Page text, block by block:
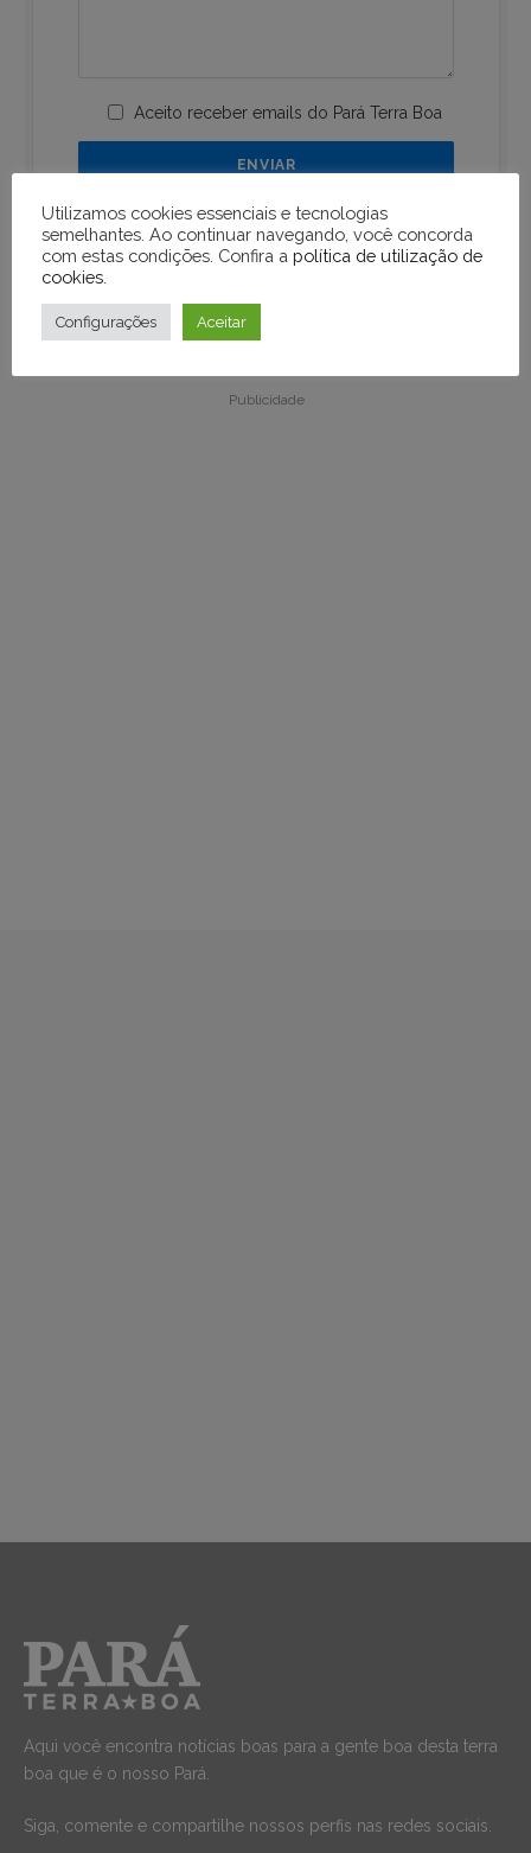
Aceito receber emails do Pará Terra Boa
Publicidade
Publicidade
Aqui você encontra notícias boas para a gente boa desta terra
boa que é o nosso Pará.
Siga, comente e compartilhe nossos perfis nas redes sociais.
Utilizamos cookies essenciais e tecnologias
semelhantes. Ao continuar navegando, você concorda
com estas condições. Confira a política de utilização de
cookies
Configurações Aceitar